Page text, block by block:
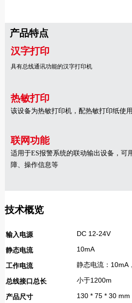
产品特点
汉字打印
具有总线通讯功能的汉字打印机
热敏打印
该设备为热敏打印机 ，配热敏打印纸使用
联网功能
适用于ES报警系统的联动输出设备，可
障、操作信息等
技术概览
输入电源 DC 12-24V
静态电流 10mA
工作电流 静态电流：10mA
总线接口总长 小于1200m
产品尺寸 130 * 75 * 30 mm